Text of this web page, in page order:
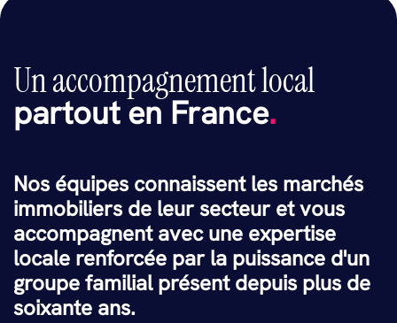
Un accompagnement local
partout en France.
Nos équipes connaissent les marchés
immobiliers de leur secteur et vous
accompagnent avec une expertise
locale renforcée par la puissance d'un
groupe familial présent depuis plus de
soixante ans.